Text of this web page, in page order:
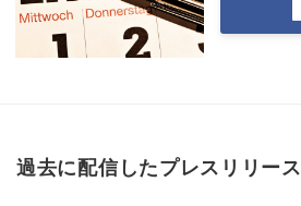
過去に配信したプレスリリース